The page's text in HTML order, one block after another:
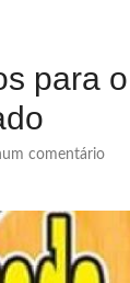
para
comentário